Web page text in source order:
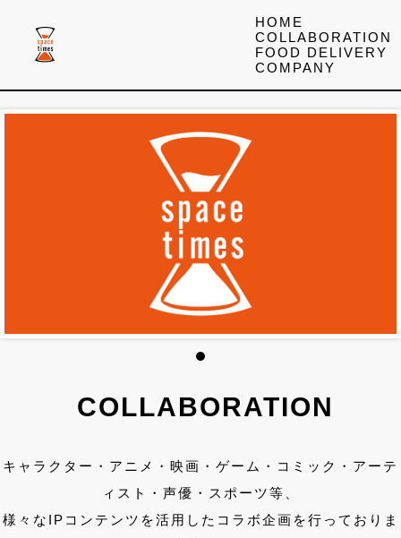
HOME
COLLABORATION
FOOD DELIVERY
COMPANY
COLLABORATION
キャラクター・アニメ・映画・ゲーム・コミック・アーテ
ィスト・声優・スポーツ等、
様々なIPコンテンツを活用したコラボ企画を行っておりま